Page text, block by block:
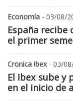
Economía - 03/08/
España recibe
el primer
Cronica ibex- 03/
El Ibex sube y
en el inicio de